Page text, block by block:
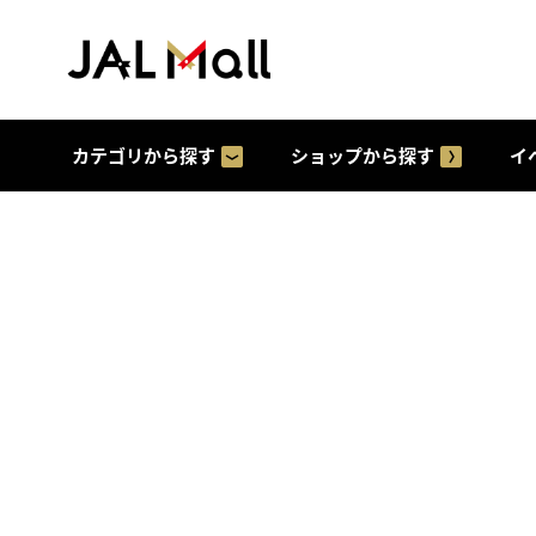
カテゴリから探す ショップから探す イ